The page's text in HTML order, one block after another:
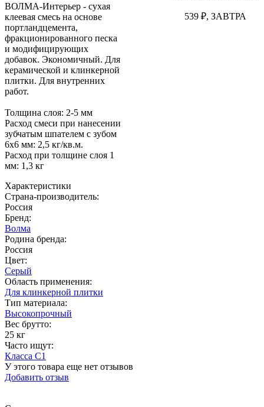
539 ₽, ЗАВТРА
ВОЛМА-Интерьер - сухая
клеевая смесь на основе
портландцемента,
фракционированного песка
и модифицирующих
добавок. Экономичный. Для
керамической и клинкерной
плитки. Для внутренних
работ.
Толщина слоя: 2-5 мм
Расход смеси при нанесении
зубчатым шпателем с зубом
6х6 мм: 2,5 кг/кв.м.
Расход при толщине слоя 1
мм: 1,3 кг
Характеристики
Страна-производитель:
Россия
Бренд:
Волма
Родина бренда:
Россия
Цвет:
Серый
Область применения:
Для клинкерной плитки
Тип материала:
Высокопрочный
Вес брутто:
25 кг
Часто ищут:
Класса C1
У этого товара еще нет отзывов
Добавить отзыв